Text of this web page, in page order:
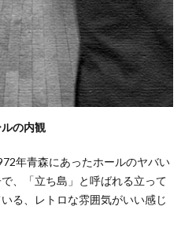
の内観
年青森にあったホールのヤバい
、「立ち島」と呼ばれる立って
る、レトロな雰囲気がいい感じ